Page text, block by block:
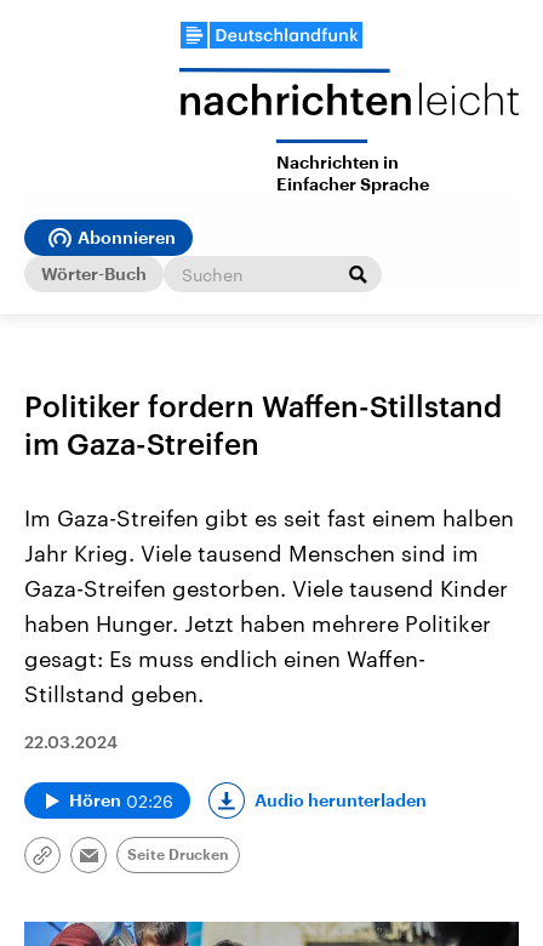
Nachrichten in
Einfacher Sprache
Abonnieren
Wörter-Buch
Politiker fordern Waffen-Stillstand
im Gaza-Streifen
Im Gaza-Streifen gibt es seit fast einem halben
Jahr Krieg. Viele tausend Menschen sind im
Gaza-Streifen gestorben. Viele tausend Kinder
haben Hunger. Jetzt haben mehrere Politiker
gesagt: Es muss endlich einen Waffen-
Stillstand geben.
22.03.2024
Hören 02:26 Audio herunterladen
Link
Email
Seite Drucken